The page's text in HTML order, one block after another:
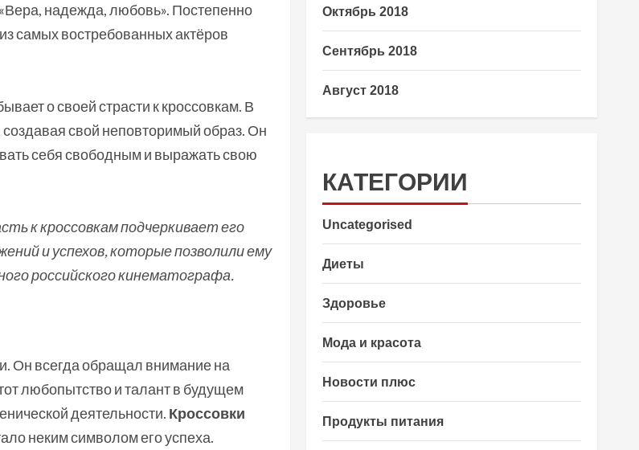
надежда, любовь». Постепенно
самых востребованных актёров
о своей страсти к кроссовкам. В
свой неповторимый образ. Он
себя свободным и выражать свою
к кроссовкам подчеркивает его
и успехов, которые позволили ему
российского кинематографа.
Он всегда обращал внимание на
любопытство и талант в будущем
деятельности. Кроссовки
неким символом его успеха.
Октябрь 2018
Сентябрь 2018
Август 2018
КАТЕГОРИИ
Uncategorised
Диеты
Здоровье
Мода и красота
Новости плюс
Продукты питания